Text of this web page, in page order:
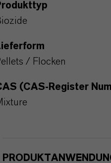
/ Flocken
(CAS-Register